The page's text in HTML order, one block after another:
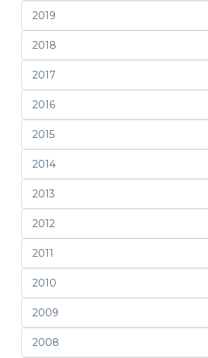
2019
2018
2017
2016
2015
2014
2013
2012
2011
2010
2009
2008